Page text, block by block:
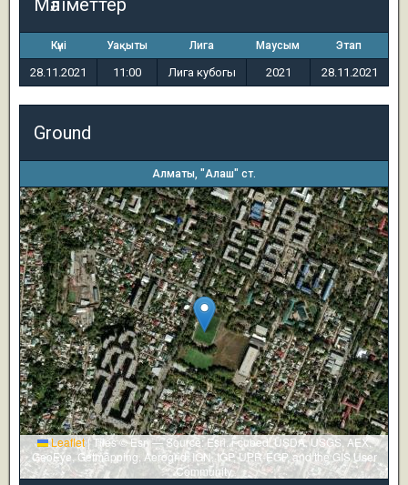
Мәліметтер
Күні Уақыты Лига Маусым Этап
28.11.2021 11:00 Лига кубогы 2021 28.11.2021
Ground
Алматы, "Алаш" ст.
Leaflet |Tiles © Esri — Source: Esri, i-cubed, USDA, USGS, AEX,
GeoEye, Getmapping, Aerogrid, IGN, IGP, UPR-EGP, and the GIS User
Community